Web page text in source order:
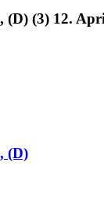
(D) (3) 12.
(D)